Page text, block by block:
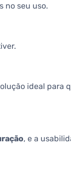
no seu uso.
ideal para
, e a